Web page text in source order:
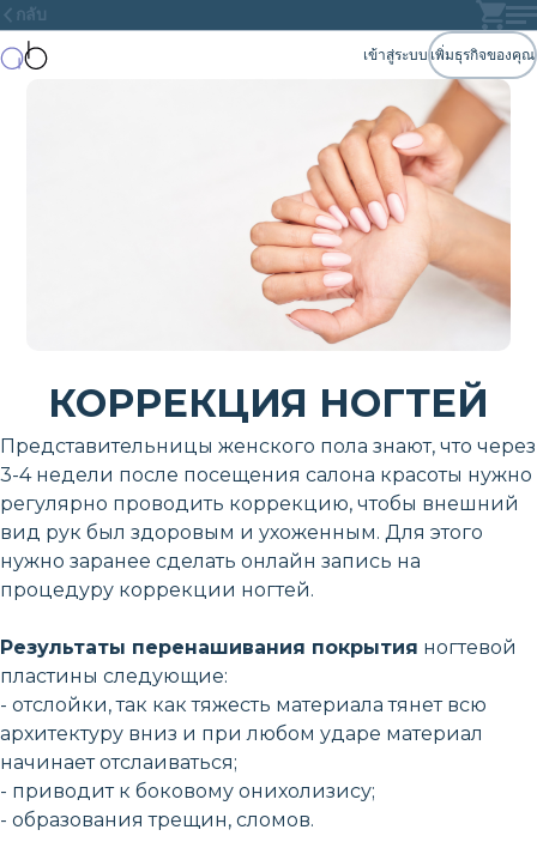
กลับ
เข้าสู่ระบบ เพิ่มธุรกิจของคุณ
КОРРЕКЦИЯ НОГТЕЙ
Представительницы женского пола знают, что через
3-4 недели после посещения салона красоты нужно
регулярно проводить коррекцию, чтобы внешний
вид рук был здоровым и ухоженным. Для этого
нужно заранее сделать онлайн запись на
процедуру коррекции ногтей.
Результаты перенашивания покрытия ногтевой
пластины следующие:
- отслойки, так как тяжесть материала тянет всю
архитектуру вниз и при любом ударе материал
начинает отслаиваться;
- приводит к боковому онихолизису;
- образования трещин, сломов.